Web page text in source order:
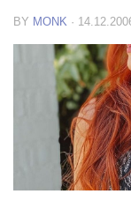
BY MONK ·